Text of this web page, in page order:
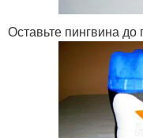
Оставьте пингвина